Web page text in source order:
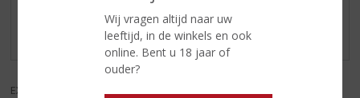
Wij vragen altijd naar uw
leeftijd, in de winkels en ook
online. Bent u 18 jaar of
ouder?
Er zijn nog geen reviews geplaatst voor dit product
EXCL. BTW